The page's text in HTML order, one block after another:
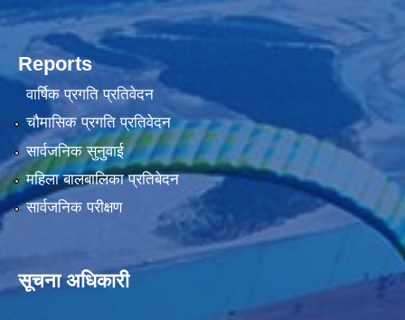
Reports
वार्षिक प्रगति प्रतिवेदन
चौमासिक प्रगति प्रतिवेदन
सार्वजनिक सुनुवाई
महिला बालबालिका प्रतिबेदन
सार्वजनिक परीक्षण
सूचना अधिकारी